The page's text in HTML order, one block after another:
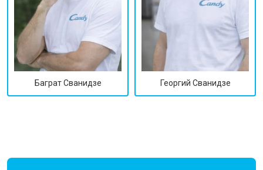
Баграт Сванидзе Георгий Сванидзе